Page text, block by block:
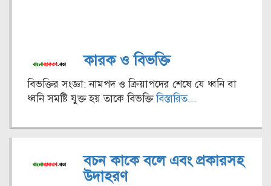
কারক ও বিভক্তি
বিভক্তির সংজ্ঞা: নামপদ ও ক্রিয়াপদের শেষে যে ধ্বনি বা
ধ্বনি সমষ্টি যুক্ত হয় তাকে বিভক্তিবিস্তারিত...
বচন কাকে বলে এবং প্রকারসহ
উদাহরণ